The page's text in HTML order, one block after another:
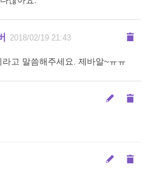
2018/02/19 21:43
고 말씀해주세요. 제바알~ㅠㅠ